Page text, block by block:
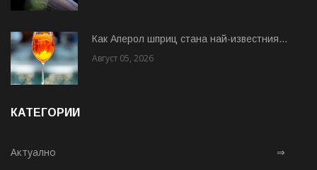
Как Аперол шприц стана най-известния...
Август 05, 2026
КАТЕГОРИИ
Актуално ⇒